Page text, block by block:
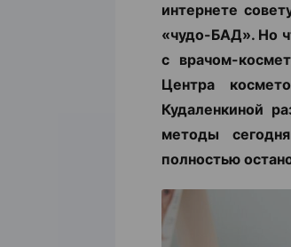
интернете
«чудо-БАД». Но
с врачом-
Центра
Кудаленкиной
методы
полностью